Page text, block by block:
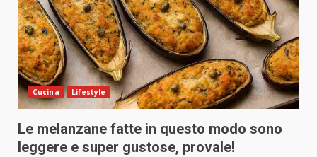
Cucina Lifestyle
Le melanzane fatte in questo modo sono
leggere e super gustose, provale!